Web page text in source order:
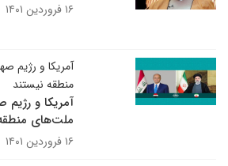
۱۶ فروردین ۱۴۰۱
آمریکا و رژیم
منطقه نیستند
آمریکا و
ملت‌های
۱۶ فروردین ۱۴۰۱